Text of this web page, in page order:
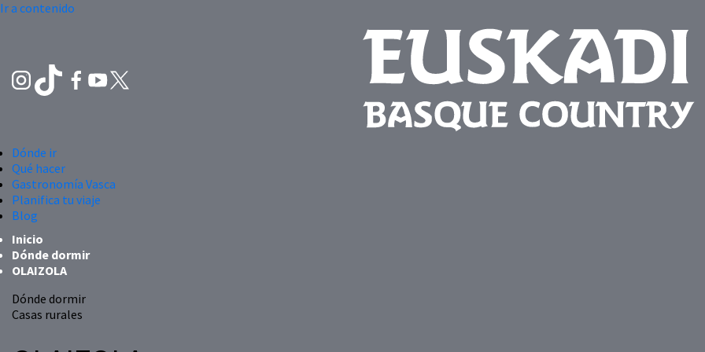
Ir a contenido
Dónde ir
Qué hacer
Gastronomía Vasca
Planifica tu viaje
Blog
Inicio
Dónde dormir
OLAIZOLA
Dónde dormir
Casas rurales